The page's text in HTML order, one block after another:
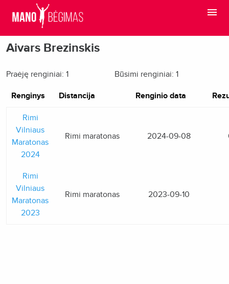
Aivars Brezinskis
Praėję renginiai: 1 Būsimi renginiai: 1
Renginys Distancija Renginio data
Rimi
Vilniaus
Maratonas
2024
Rimi maratonas 2024-09-08
Rimi
Vilniaus
Maratonas
2023
Rimi maratonas 2023-09-10